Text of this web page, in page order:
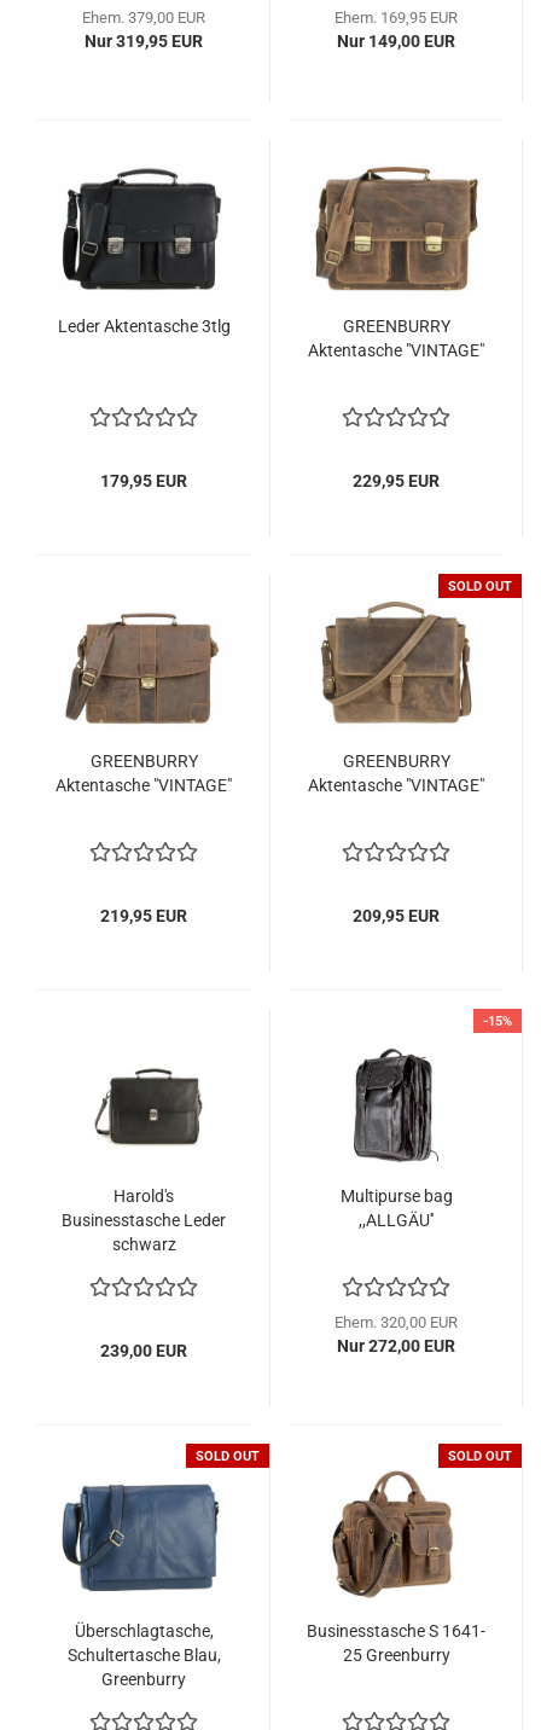
Ehem. 379,00 EUR
Nur 319,95 EUR
Ehem. 169,95 EUR
Nur 149,00 EUR
Leder Aktentasche 3tlg
179,95 EUR
GREENBURRY
Aktentasche "VINTAGE"
229,95 EUR
GREENBURRY
Aktentasche "VINTAGE"
219,95 EUR
SOLD OUT
GREENBURRY
Aktentasche "VINTAGE"
209,95 EUR
Harold's
Businesstasche Leder
schwarz
239,00 EUR
-15%
Multipurse bag
,,ALLGÄU''
Ehem. 320,00 EUR
Nur 272,00 EUR
SOLD OUT
Überschlagtasche,
Schultertasche Blau,
Greenburry
SOLD OUT
Businesstasche S 1641-
25 Greenburry